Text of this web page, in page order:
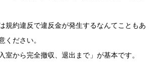
規約違反で違反金が発生するなんてこともあ
ください。
室から完全撤収、退出まで」が基本です。